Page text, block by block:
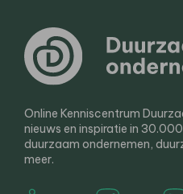
Online Kenniscentrum
nieuws en inspiratie in
duurzaam ondernemen,
meer.